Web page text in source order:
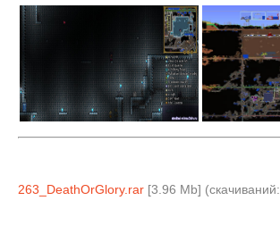
263_DeathOrGlory.rar [3.96 Mb]